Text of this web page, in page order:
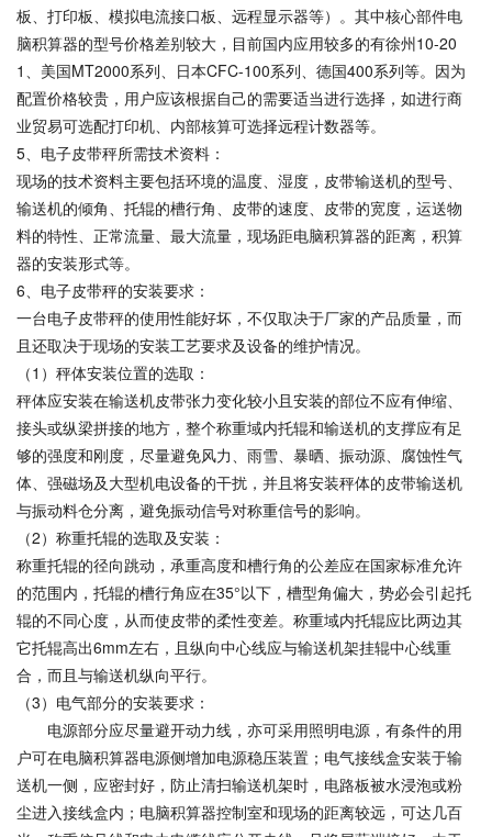
板、打印板、模拟电流接口板、远程显示器等）。其中核心部件电
脑积算器的型号价格差别较大，目前国内应用较多的有徐州10-20
1、美国MT2000系列、日本CFC-100系列、德国400系列等。因为
配置价格较贵，用户应该根据自己的需要适当进行选择，如进行商
业贸易可选配打印机、内部核算可选择远程计数器等。
5、电子皮带秤所需技术资料：
现场的技术资料主要包括环境的温度、湿度，皮带输送机的型号、
输送机的倾角、托辊的槽行角、皮带的速度、皮带的宽度，运送物
料的特性、正常流量、最大流量，现场距电脑积算器的距离，积算
器的安装形式等。
6、电子皮带秤的安装要求：
一台电子皮带秤的使用性能好坏，不仅取决于厂家的产品质量，而
且还取决于现场的安装工艺要求及设备的维护情况。
（1）秤体安装位置的选取：
秤体应安装在输送机皮带张力变化较小且安装的部位不应有伸缩、
接头或纵梁拼接的地方，整个称重域内托辊和输送机的支撑应有足
够的强度和刚度，尽量避免风力、雨雪、暴晒、振动源、腐蚀性气
体、强磁场及大型机电设备的干扰，并且将安装秤体的皮带输送机
与振动料仓分离，避免振动信号对称重信号的影响。
（2）称重托辊的选取及安装：
称重托辊的径向跳动，承重高度和槽行角的公差应在国家标准允许
的范围内，托辊的槽行角应在35°以下，槽型角偏大，势必会引起托
辊的不同心度，从而使皮带的柔性变差。称重域内托辊应比两边其
它托辊高出6mm左右，且纵向中心线应与输送机架挂辊中心线重
合，而且与输送机纵向平行。
（3）电气部分的安装要求：
电源部分应尽量避开动力线，亦可采用照明电源，有条件的用
户可在电脑积算器电源侧增加电源稳压装置；电气接线盒安装于输
送机一侧，应密封好，防止清扫输送机架时，电路板被水浸泡或粉
尘进入接线盒内；电脑积算器控制室和现场的距离较远，可达几百